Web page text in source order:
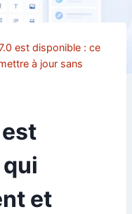
est disponible : ce
à jour sans
et